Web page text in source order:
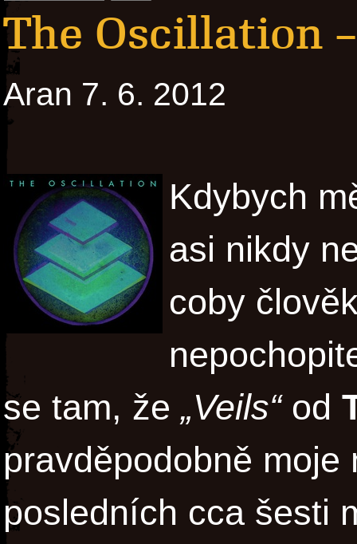
The Oscillation
Aran 7. 6. 2012
Kdybych
asi nikdy
coby
se tam, že „Veils“od
pravděpodobně
posledních cca šesti